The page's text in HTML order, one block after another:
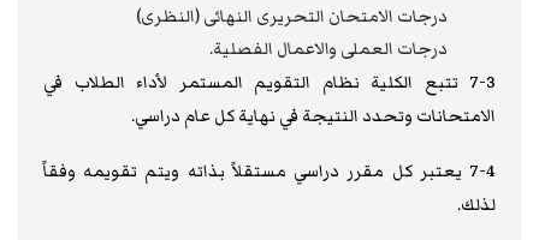
درجات الامتحان التحريرى النهائى (النظرى)
درجات العملى والاعمال الفصلية.
7-3 تتبع الكلية نظام التقويم المستمر لأداء الطلاب في
الامتحانات وتحدد النتيجة في نهاية كل عام دراسي.
7-4 يعتبر كل مقرر دراسي مستقلاً بذاته ويتم تقويمه وفقاً
لذلك.